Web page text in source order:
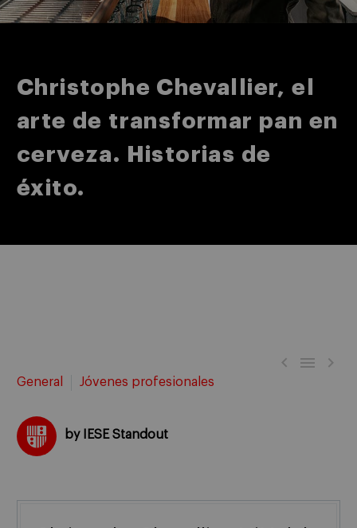
Christophe Chevallier, el
arte de transformar pan en
cerveza. Historias de
éxito.
  
General Jóvenes profesionales
by IESE Standout